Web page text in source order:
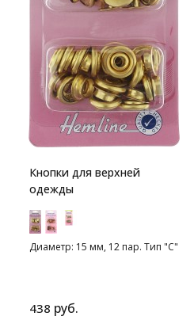
Кнопки для верхней
одежды
Диаметр: 15 мм, 12 пар. Тип "С"
438 руб.